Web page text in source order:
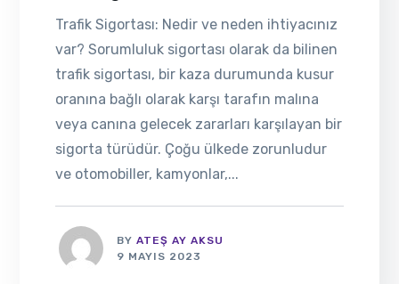
Trafik Sigortası: Nedir ve neden ihtiyacınız
var? Sorumluluk sigortası olarak da bilinen
trafik sigortası, bir kaza durumunda kusur
oranına bağlı olarak karşı tarafın malına
veya canına gelecek zararları karşılayan bir
sigorta türüdür. Çoğu ülkede zorunludur
ve otomobiller, kamyonlar,...
BYATEŞ AY AKSU
9 MAYIS 2023